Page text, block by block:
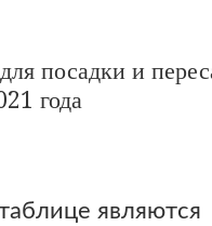
посадки и
года
являются